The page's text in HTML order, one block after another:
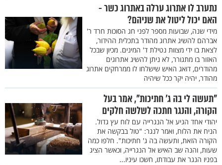
נתערב לו אתרוג ערלה באתרוג כשר -
האם יכול ליטול את שניהם?
מידי שנה, שבועות מספר לפני חג הסוכות חרד ר'
אברהם להשיג אתרוג מהודר בתכלית ההידור,
לצאת בו ידי מצוות נטילת ד' המינים. מכיון שבכל
האזור בו מתגורר, לא ניתן להשיג אתרוגים
מהודרים, דואג האיש שישלחו לו ממרחקים אתרוג
מהודר, יהיה יקר ככל שיהיה
"תעשה לי בה ג' חתיכות", אמר בעל
הקורה, והנגר חתכה לשלשה חלקים
יהודי אחד הגיע אל הנגרייה עם לוח עץ גדול.
הניח את הלוח, ואמר לנגר: "טול בבקשה את
הקורה הזאת, ותעשה בה ג' חתיכות". חלפו כמה
שעות, והנה שב האיש אל הנגרייה, וכאשר הציג
בפניו הנגר את עבודתו, חשכו עיניו...